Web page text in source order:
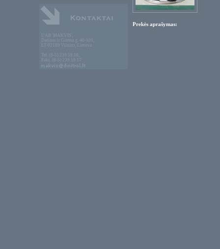
UAB 'MAKVIS',
Dariaus ir Girėno g. 40-101,
LT-02189 Vilnius, Lietuva
Tel. (8-5) 239 59 16,
Faks. (8-5) 239 59 17
Prekės aprašymas: